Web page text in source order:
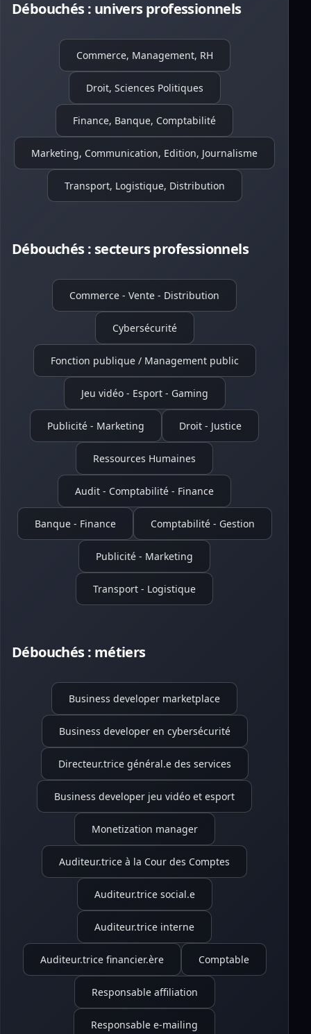
Débouchés : univers professionnels
Commerce, Management, RH
Droit, Sciences Politiques
Finance, Banque, Comptabilité
Marketing, Communication, Edition, Journalisme
Transport, Logistique, Distribution
Débouchés : secteurs professionnels
Commerce - Vente - Distribution
Cybersécurité
Fonction publique / Management public
Jeu vidéo - Esport - Gaming
Publicité - Marketing Droit - Justice
Ressources Humaines
Audit - Comptabilité - Finance
Banque - Finance Comptabilité - Gestion
Publicité - Marketing
Transport - Logistique
Débouchés : métiers
Business developer marketplace
Business developer en cybersécurité
Directeur.trice général.e des services
Business developer jeu vidéo et esport
Monetization manager
Auditeur.trice à la Cour des Comptes
Auditeur.trice social.e
Auditeur.trice interne
Auditeur.trice financier.ère Comptable
Responsable affiliation
Responsable e-mailing